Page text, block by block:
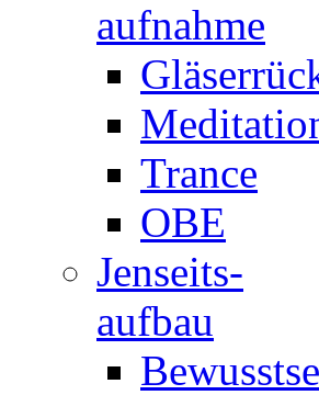
aufnahme
Trance
OBE
Jenseits-
aufbau